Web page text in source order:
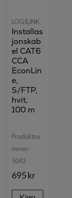
LOGILINK
Installas
jonskab
el CAT6
CCA
EconLin
e,
S/FTP,
hvit,
100 m
Produktnu
mmer:
5043
695 kr